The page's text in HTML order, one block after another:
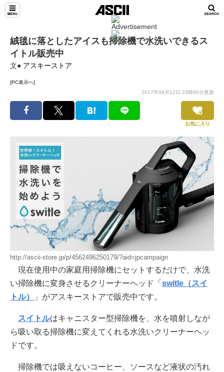
絨毯に落としたアイスも掃除機で水洗いできるス
イトル販売中
文● アスキーストア
[PC表示へ]
2017年08月12日 23時00分更新
お気に入り
http://ascii-store.jp/p/4562496250179/?aid=jpcampaign
現在使用中の家庭用掃除機にセットするだけで、水洗
い掃除機に変身させるクリーナーヘッド「 switle（スイ
トル）
」がアスキーストアで販売中です。
スイトルはキャニスター型掃除機を、水を噴射しなが
ら吸い取る掃除機に変えてくれる水洗いクリーナーヘッ
ドです。
掃除機では吸えないコーヒー、ソースなど液状の汚れ